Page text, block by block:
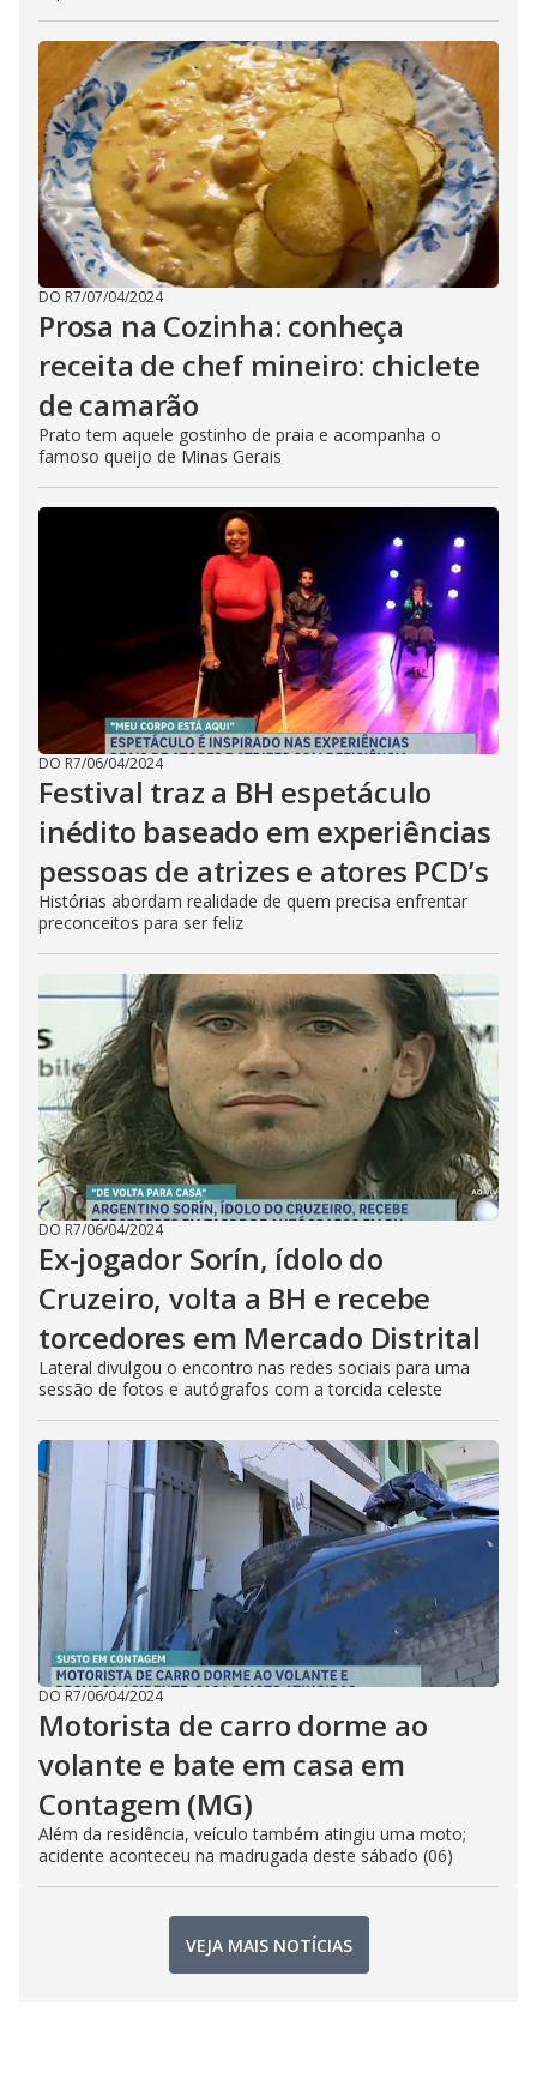
DO R7/07/04/2024
Prosa na Cozinha: conheça
receita de chef mineiro: chiclete
de camarão
Prato tem aquele gostinho de praia e acompanha o
famoso queijo de Minas Gerais
DO R7/06/04/2024
Festival traz a BH espetáculo
inédito baseado em experiências
pessoas de atrizes e atores PCD’s
Histórias abordam realidade de quem precisa enfrentar
preconceitos para ser feliz
DO R7/06/04/2024
Ex-jogador Sorín, ídolo do
Cruzeiro, volta a BH e recebe
torcedores em Mercado Distrital
Lateral divulgou o encontro nas redes sociais para uma
sessão de fotos e autógrafos com a torcida celeste
DO R7/06/04/2024
Motorista de carro dorme ao
volante e bate em casa em
Contagem (MG)
Além da residência, veículo também atingiu uma moto;
acidente aconteceu na madrugada deste sábado (06)
VEJA MAIS NOTÍCIAS